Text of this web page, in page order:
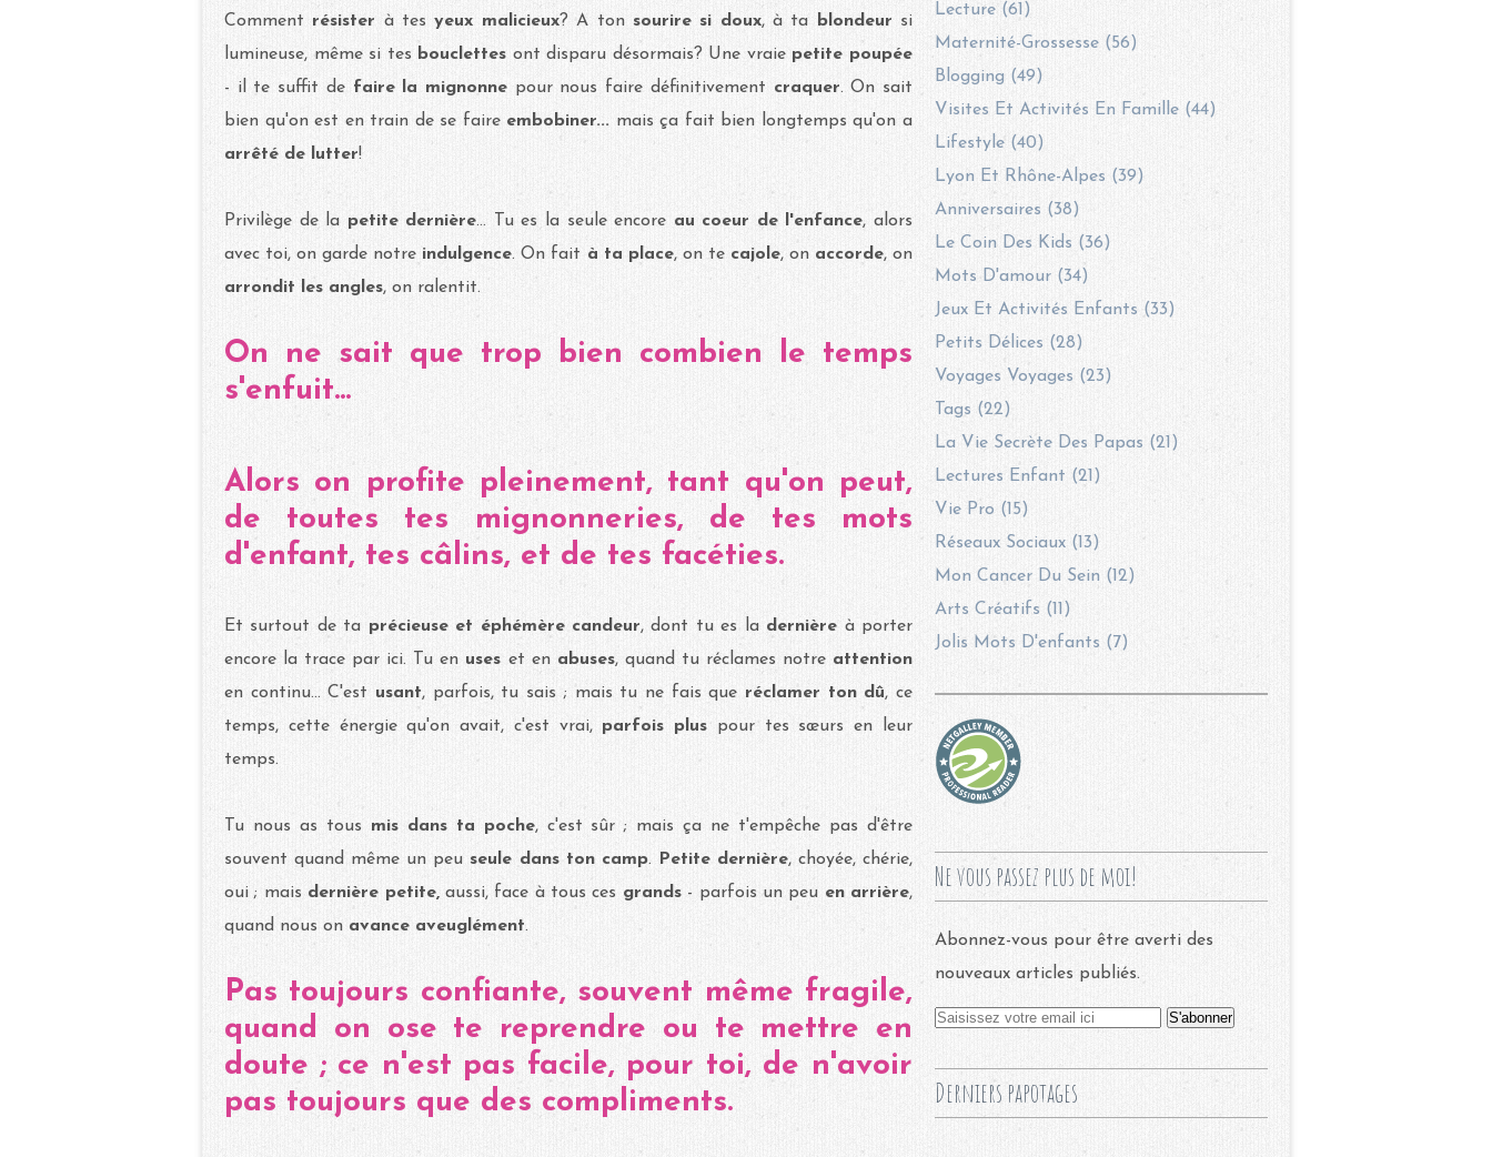
Comment résister à tesyeux malicieux? A ton sourire si doux, à ta blondeur si
lumineuse, même si tes bouclettes ont disparu désormais? Une vraie petite poupée
- il te suffit de faire la mignonne pour nous faire définitivement craquer. On sait
bien qu'on est en train de se faire embobiner... mais ça fait bien longtemps qu'on a
arrêté de lutter!
Privilège de la petite dernière... Tu es la seule encore au coeur de l'enfance, alors
avec toi, on garde notre indulgence. On fait à ta place, on te cajole, on accorde, on
arrondit les angles, on ralentit.
On ne sait que trop bien combien le temps
s'enfuit...
Alors on profite pleinement, tant qu'on peut,
de toutes tes mignonneries, de tes mots
d'enfant, tes câlins, et de tes facéties.
Et surtout de ta précieuse et éphémère candeur, dont tu es la dernière à porter
encore la trace par ici.
Tu en uses et en abuses, quand tu réclames notre attention
en continu... C'est usant, parfois, tu sais ; mais tu ne fais que réclamer ton dû, ce
temps, cette énergie qu'on avait, c'est vrai, parfois pluspour tes sœurs en leur
temps.
Tu nous as tous mis dans ta poche, c'est sûr ; mais ça ne t'empêche pas d'être
souvent quand même un peuseule dans ton camp. Petite dernière, choyée, chérie,
oui ; mais dernière petite,aussi, face à tous ces grands - parfois un peu en arrière,
quand nous on avance aveuglément.
Pas toujours confiante, souvent même fragile,
quand on ose te reprendre ou te mettre en
doute ; ce n'est pas facile, pour toi, de n'avoir
pas toujours que des compliments.
Lecture (61)
Maternité-Grossesse (56)
Blogging (49)
Visites Et Activités En Famille (44)
Lifestyle (40)
Lyon Et Rhône-Alpes (39)
Anniversaires (38)
Le Coin Des Kids (36)
Mots D'amour (34)
Jeux Et Activités Enfants (33)
Petits Délices (28)
Voyages Voyages (23)
Tags (22)
La Vie Secrète Des Papas (21)
Lectures Enfant (21)
Vie Pro (15)
Réseaux Sociaux (13)
Mon Cancer Du Sein (12)
Arts Créatifs (11)
Jolis Mots D'enfants (7)
Ne vous passez plus de moi!
Abonnez-vous pour être averti des
nouveaux articles publiés.
Derniers papotages